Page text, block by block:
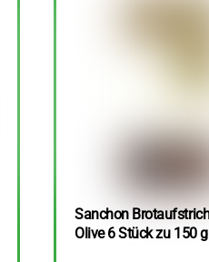
Sanchon
Olive 6 Stück zu 150 g